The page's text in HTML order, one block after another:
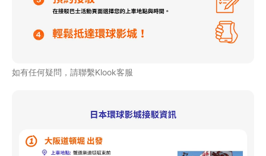
如有任何疑問，請聯繫Klook客服